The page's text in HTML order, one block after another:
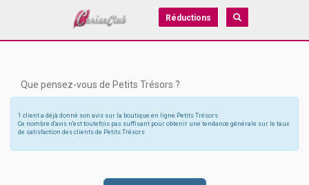
Réductions
Que pensez-vous de Petits Trésors ?
1 client a déjà donné son avis sur la boutique en ligne Petits Trésors
Ce nombre d'avis n'est toutefois pas suffisant pour obtenir une tendance générale sur le taux
de satisfaction des clients de Petits Trésors